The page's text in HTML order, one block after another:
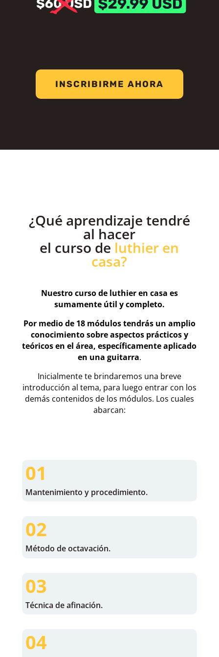
INSCRIBIRME AHORA
¿Qué aprendizaje tendré
al hacer
el curso de luthier en
casa?
Nuestro curso de luthier en casa es
sumamente útil y completo.
Por medio de 18 módulos tendrás un amplio
conocimiento sobre aspectos prácticos y
teóricos en el área, específicamente aplicado
en una guitarra.
Inicialmente te brindaremos una breve
introducción al tema, para luego entrar con los
demás contenidos de los módulos. Los cuales
abarcan:
01
Mantenimiento y procedimiento.
02
Método de octavación.
03
Técnica de afinación.
04